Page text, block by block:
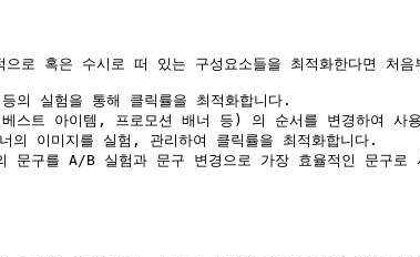
혹은 수시로 떠 있는 구성요소들을 최적화한다면 처
실험을 통해 클릭률을 최적화합니다.
아이템, 프로모션 배너 등) 의 순서를 변경하여 사용
이미지를 실험, 관리하여 클릭률을 최적화합니다.
를 A/B 실험과 문구 변경으로 가장 효율적인 문구로